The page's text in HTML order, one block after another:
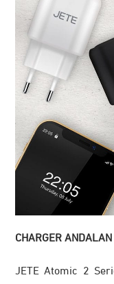
CHARGER
JETE Atomic 2